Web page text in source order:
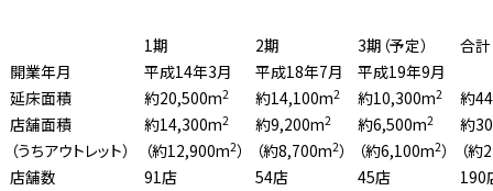
1期 2期 3期（予定）
合計
開業年月
平成14年3月 平成18年7月
平成19年9月
延床面積
約20,500m2 約14,100m2 約10,300m2
約
店舗面積
（うちアウトレット）
約14,300m2
（約12,900m2）
約9,200m2
（約8,700m2）
約6,500m2
（約6,100m2）
約
（
店舗数
91店
54店
45店
190